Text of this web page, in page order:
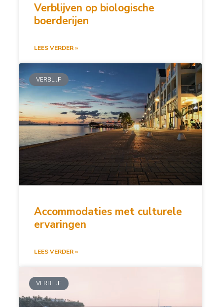
Verblijven op biologische
boerderijen
LEES VERDER »
VERBLIJF
Accommodaties met culturele
ervaringen
LEES VERDER »
VERBLIJF